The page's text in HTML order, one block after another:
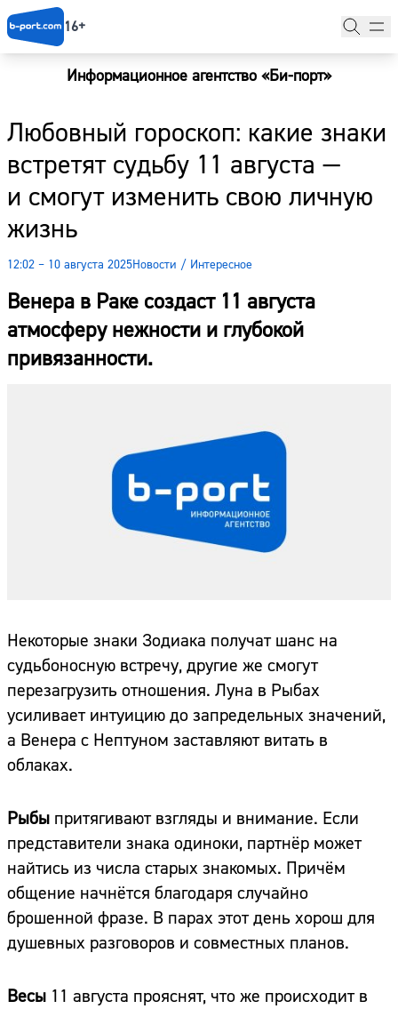
16+
Информационное агентство «Би-порт»
Любовный гороскоп: какие знаки
встретят судьбу 11 августа —
и смогут изменить свою личную
жизнь
12:02 – 10 августа 2025Новости / Интересное
Венера в Раке создаст 11 августа
атмосферу нежности и глубокой
привязанности.
Некоторые знаки Зодиака получат шанс на
судьбоносную встречу, другие же смогут
перезагрузить отношения. Луна в Рыбах
усиливает интуицию до запредельных значений,
а Венера с Нептуном заставляют витать в
облаках.
Рыбы притягивают взгляды и внимание. Если
представители знака одиноки, партнёр может
найтись из числа старых знакомых. Причём
общение начнётся благодаря случайно
брошенной фразе. В парах этот день хорош для
душевных разговоров и совместных планов.
Весы 11 августа прояснят, что же происходит в
Новости
Наши гости
Фоторепортажи
Погода
Курсы валют